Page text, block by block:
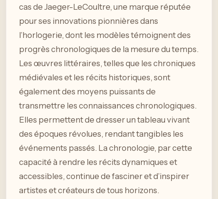
cas de Jaeger-LeCoultre, une marque réputée
pour ses innovations pionnières dans
l’horlogerie, dont les modèles témoignent des
progrès chronologiques de la mesure du temps.
Les œuvres littéraires, telles que les chroniques
médiévales et les récits historiques, sont
également des moyens puissants de
transmettre les connaissances chronologiques.
Elles permettent de dresser un tableau vivant
des époques révolues, rendant tangibles les
événements passés. La chronologie, par cette
capacité à rendre les récits dynamiques et
accessibles, continue de fasciner et d’inspirer
artistes et créateurs de tous horizons.